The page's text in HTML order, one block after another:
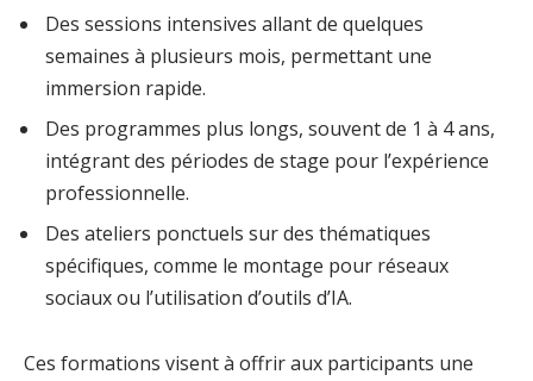
Des sessions intensives allant de quelques
semaines à plusieurs mois, permettant une
immersion rapide.
Des programmes plus longs, souvent de 1 à 4 ans,
intégrant des périodes de stage pour l’expérience
professionnelle.
Des ateliers ponctuels sur des thématiques
spécifiques, comme le montage pour réseaux
sociaux ou l’utilisation d’outils d’IA.
Ces formations visent à offrir aux participants une